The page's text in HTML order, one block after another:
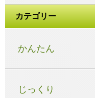
カテゴリー
かんたん
じっくり